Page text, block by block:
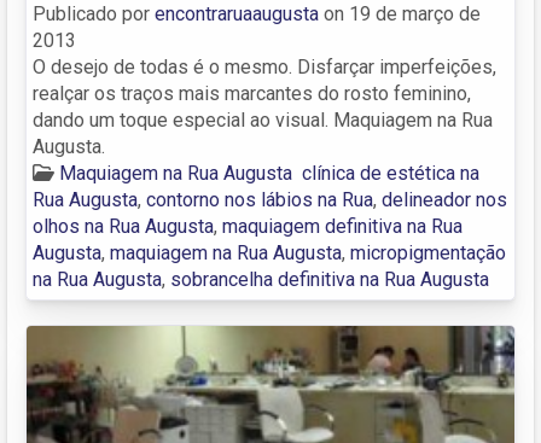
Publicado por encontraruaaugusta on 19 de março de
2013
O desejo de todas é o mesmo. Disfarçar imperfeições,
realçar os traços mais marcantes do rosto feminino,
dando um toque especial ao visual. Maquiagem na Rua
Augusta.
Maquiagem na Rua Augusta clínica de estética na
Rua Augusta, contorno nos lábios na Rua, delineador nos
olhos na Rua Augusta, maquiagem definitiva na Rua
Augusta, maquiagem na Rua Augusta, micropigmentação
na Rua Augusta, sobrancelha definitiva na Rua Augusta